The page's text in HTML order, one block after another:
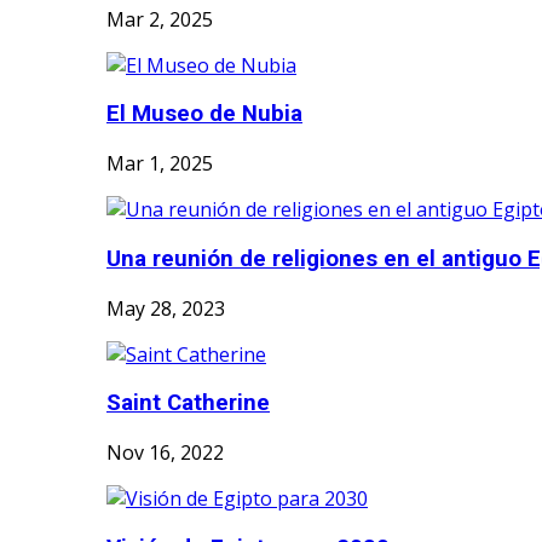
Mar 2, 2025
El Museo de Nubia
Mar 1, 2025
Una reunión de religiones en el antiguo
May 28, 2023
Saint Catherine
Nov 16, 2022